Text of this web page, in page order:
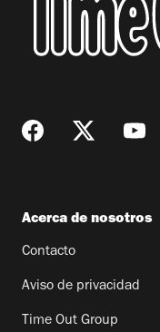
Acerca de nosotros
Contacto
Aviso de privacidad
Time Out Group